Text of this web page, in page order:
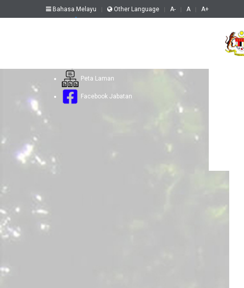
Bahasa Melayu Other Language A- A A+
Peta Laman
Facebook Jabatan